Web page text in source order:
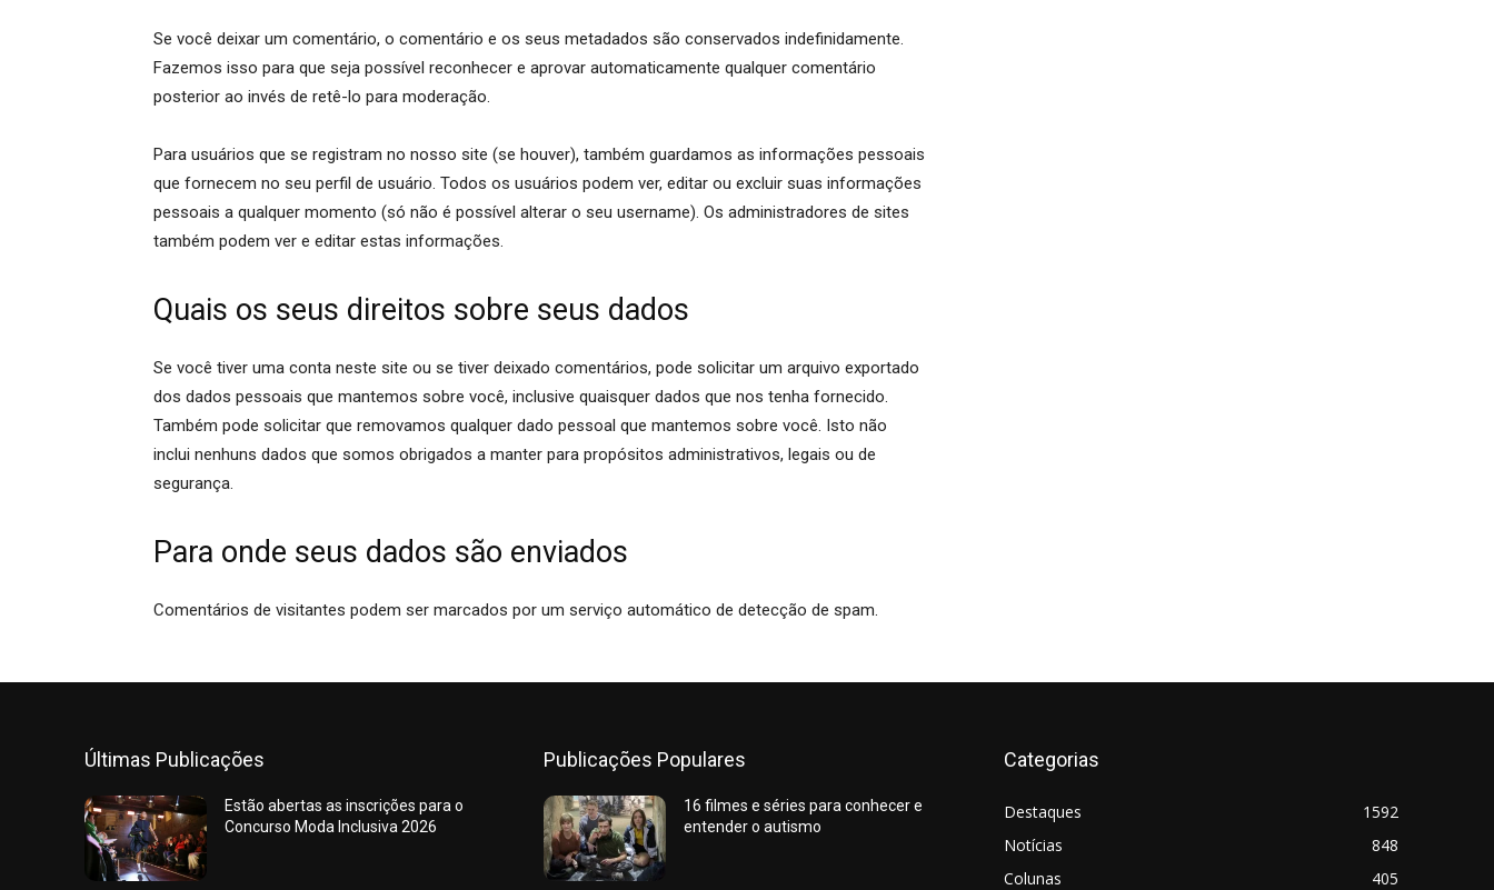
Se você deixar um comentário, o comentário e os seus metadados são conservados indefinidamente.
Fazemos isso para que seja possível reconhecer e aprovar automaticamente qualquer comentário
posterior ao invés de retê-lo para moderação.
Para usuários que se registram no nosso site (se houver), também guardamos as informações pessoais
que fornecem no seu perfil de usuário. Todos os usuários podem ver, editar ou excluir suas informações
pessoais a qualquer momento (só não é possível alterar o seu username). Os administradores de sites
também podem ver e editar estas informações.
Quais os seus direitos sobre seus dados
Se você tiver uma conta neste site ou se tiver deixado comentários, pode solicitar um arquivo exportado
dos dados pessoais que mantemos sobre você, inclusive quaisquer dados que nos tenha fornecido.
Também pode solicitar que removamos qualquer dado pessoal que mantemos sobre você. Isto não
inclui nenhuns dados que somos obrigados a manter para propósitos administrativos, legais ou de
segurança.
Para onde seus dados são enviados
Comentários de visitantes podem ser marcados por um serviço automático de detecção de spam.
Últimas Publicações
Estão abertas as inscrições para o
Concurso Moda Inclusiva 2026
Publicações Populares
16 filmes e séries para conhecer e
entender o autismo
Categorias
Destaques
1592
Notícias
848
Colunas
405